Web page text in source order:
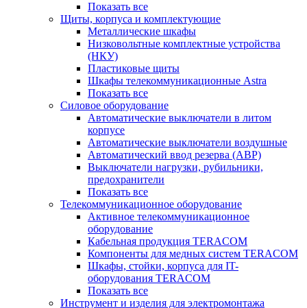
Показать все
Щиты, корпуса и комплектующие
Металлические шкафы
Низковольтные комплектные устройства
(НКУ)
Пластиковые щиты
Шкафы телекоммуникационные Astra
Показать все
Силовое оборудование
Автоматические выключатели в литом
корпусе
Автоматические выключатели воздушные
Автоматический ввод резерва (АВР)
Выключатели нагрузки, рубильники,
предохранители
Показать все
Телекоммуникационное оборудование
Активное телекоммуникационное
оборудование
Кабельная продукция TERACOM
Компоненты для медных систем TERACOM
Шкафы, стойки, корпуса для IT-
оборудования TERACOM
Показать все
Инструмент и изделия для электромонтажа